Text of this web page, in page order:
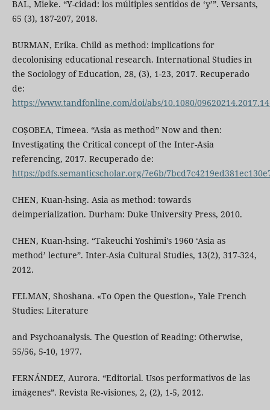
BAL, Mieke. “Y-cidad: los múltiples sentidos de ‘y’”. Versants,
65 (3), 187-207, 2018.
BURMAN, Erika. Child as method: implications for
decolonising educational research. International Studies in
the Sociology of Education, 28, (3), 1-23, 2017. Recuperado
de:
https://www.tandfonline.com/doi/abs/10.1080/
COȘOBEA, Timeea. “Asia as method” Now and then:
Investigating the Critical concept of the Inter-Asia
referencing, 2017. Recuperado de:
https://pdfs.semanticscholar.org/7e6b/
CHEN, Kuan-hsing. Asia as method: towards
deimperialization. Durham: Duke University Press, 2010.
CHEN, Kuan-hsing. “Takeuchi Yoshimi's 1960 ‘Asia as
method’ lecture”. Inter-Asia Cultural Studies, 13(2), 317-324,
2012.
FELMAN, Shoshana. «To Open the Question», Yale French
Studies: Literature
and Psychoanalysis. The Question of Reading: Otherwise,
55/56, 5-10, 1977.
FERNÁNDEZ, Aurora. “Editorial. Usos performativos de las
imágenes”. Revista Re-visiones, 2, (2), 1-5, 2012.